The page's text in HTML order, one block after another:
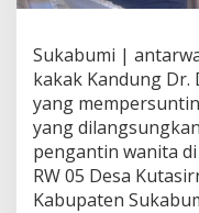
Sukabumi |
kakak Kandung Dr.
yang
yang
pengantin wanita
RW 05 Desa
Kabupaten